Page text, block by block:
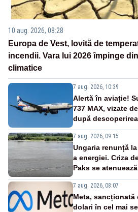
10 aug. 2026, 08:28
Europa de Vest, lovită de
incendii. Vara lui 2026 împinge
climatice
7 aug. 2026, 10:39
Alertă în aviație!
737 MAX, vizate
după
7 aug. 2026, 09:15
Ungaria renunță
a energiei. Criza
Paks se atenuează
7 aug. 2026, 08:07
Meta, sancționată
dolari în cel mai